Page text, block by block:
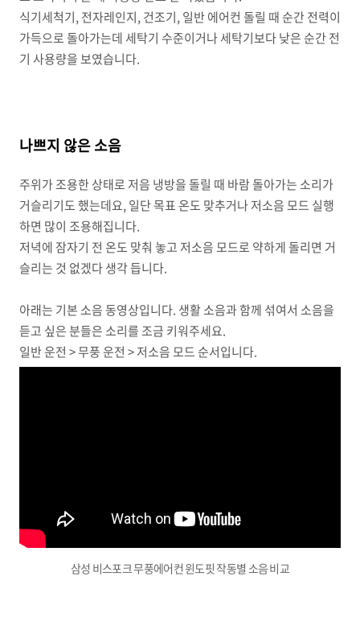
식기세척기, 전자레인지, 건조기, 일반 에어컨 돌릴 때 순간 전력이
가득으로 돌아가는데 세탁기 수준이거나 세탁기보다 낮은 순간 전
기 사용량을 보였습니다.
나쁘지 않은 소음
주위가 조용한 상태로 저음 냉방을 돌릴 때 바람 돌아가는 소리가
거슬리기도 했는데요, 일단 목표 온도 맞추거나 저소음 모드 실행
하면 많이 조용해집니다.
저녁에 잠자기 전 온도 맞춰 놓고 저소음 모드로 약하게 돌리면 거
슬리는 것 없겠다 생각 듭니다.
아래는 기본 소음 동영상입니다. 생활 소음과 함께 섞여서 소음을
듣고 싶은 분들은 소리를 조금 키워주세요.
일반 운전 > 무풍 운전 > 저소음 모드 순서입니다.
삼성 비스포크 무풍에어컨 윈도핏 작동별 소음 비교